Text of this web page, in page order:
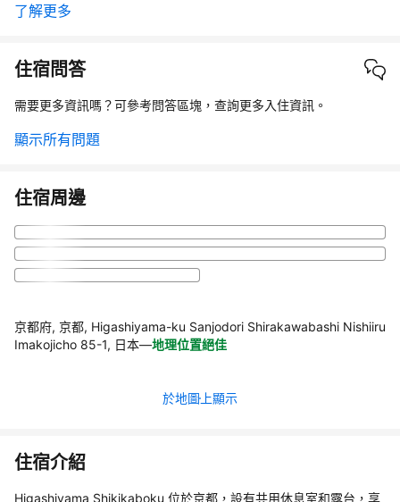
了解更多
住宿問答
需要更多資訊嗎？可參考問答區塊，查詢更多入住資訊。
顯示所有問題
住宿周邊
京都府, 京都, Higashiyama-ku Sanjodori Shirakawabashi Nishiiru
Imakojicho 85-1, 日本—地理位置絕佳
於地圖上顯示
住宿介紹
Higashiyama Shikikaboku 位於京都，設有共用休息室和露台，享